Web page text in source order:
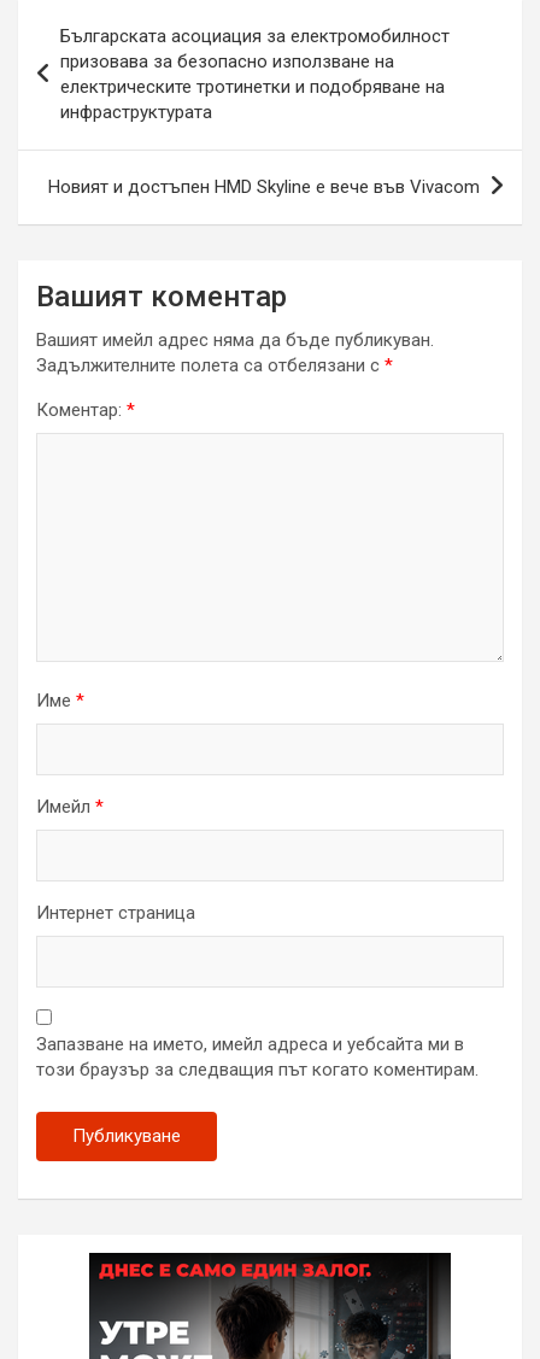
Българската асоциация за електромобилност
призовава за безопасно използване на
електрическите тротинетки и подобряване на
инфраструктурата
Новият и достъпен HMD Skyline е вече във Vivacom
Вашият коментар
Вашият имейл адрес няма да бъде публикуван.
Задължителните полета са отбелязани с *
Коментар: *
Име *
Имейл *
Интернет страница
Запазване на името, имейл адреса и уебсайта ми в
този браузър за следващия път когато коментирам.